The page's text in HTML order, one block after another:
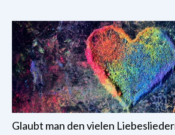
Glaubt man den vielen